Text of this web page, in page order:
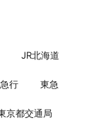
JR北海道
行 東急
京都交通局